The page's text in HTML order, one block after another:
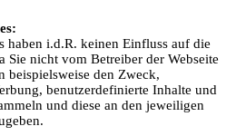
haben i.d.R. keinen Einfluss auf die
Sie nicht vom Betreiber der Webseite
beispielsweise den Zweck,
benutzerdefinierte Inhalte und
und diese an den jeweiligen